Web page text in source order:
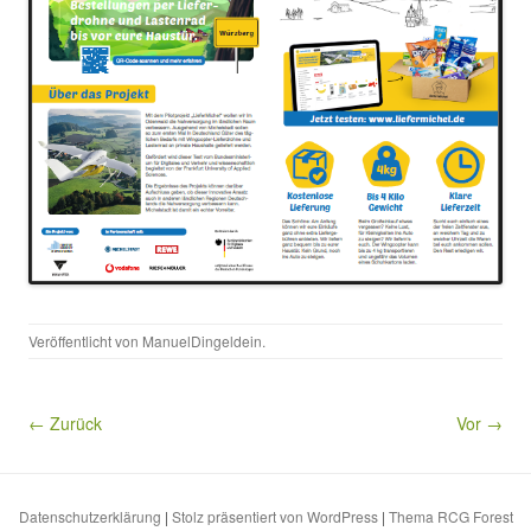
Veröffentlicht von ManuelDingeldein.
← Zurück Vor →
Datenschutzerklärung | Stolz präsentiert von WordPress| Thema RCG Forest